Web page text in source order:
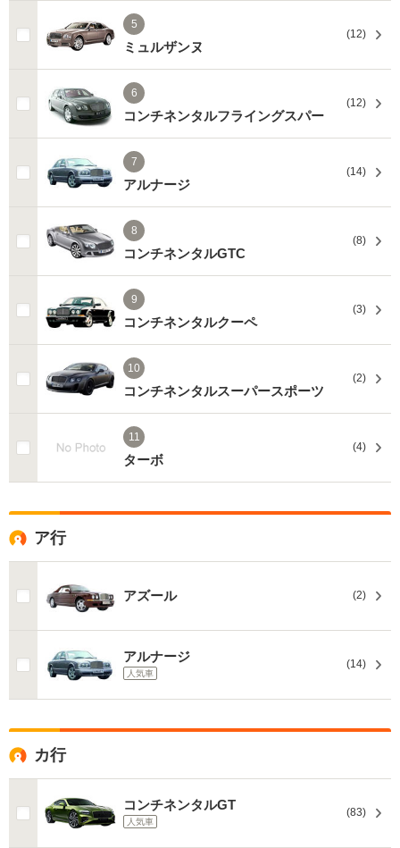
5
ミュルザンヌ
(12)
6
コンチネンタルフライングスパー
(12)
7
アルナージ
(14)
8
コンチネンタルGTC
(8)
9
コンチネンタルクーペ
(3)
10
コンチネンタルスーパースポーツ
(2)
11
ターボ
(4)
ア行
アズール (2)
アルナージ
人気車
(14)
カ行
コンチネンタルGT
人気車
(83)